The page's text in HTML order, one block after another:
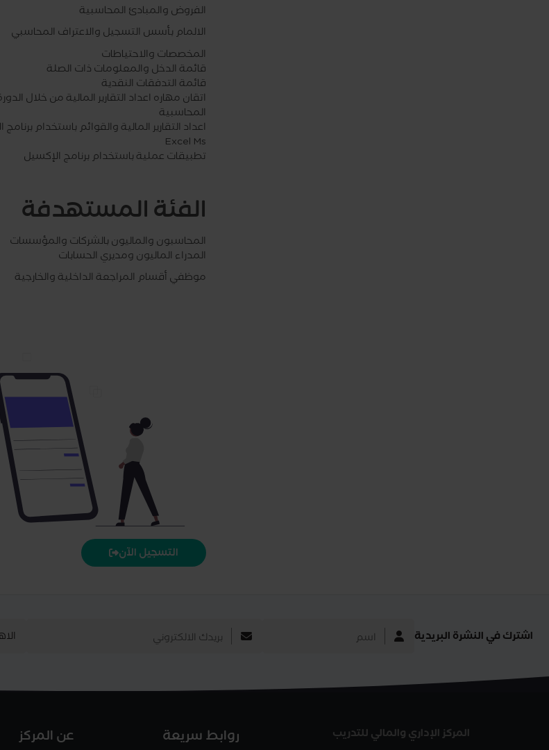
الفروض والمبادئ المحاسبية
الالمام بأسس التسجيل والاعتراف المحاسبي
المخصصات والاحتياطات
قائمة الدخل والمعلومات ذات الصلة
قائمة التدفقات النقدية
اتقان مهاره اعداد التقارير المالية من خلال
المحاسبية
اعداد التقارير المالية والقوائم باستخدام
Excel Ms
تطبيقات عملية باستخدام برنامج الإكسيل
الفئة المستهدفة
المحاسبون والماليون بالشركات والمؤسسات
المدراء الماليون ومديري الحسابات
موظفي أقسام المراجعة الداخلية والخارجية
التسجيل الآن
اشترك في النشرة البريدية
المركز الإداري والمالي للتدريب
روابط سريعة عن المركز